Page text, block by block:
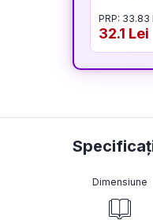
PRP: 33.83
32.1 Lei
Dimensiune